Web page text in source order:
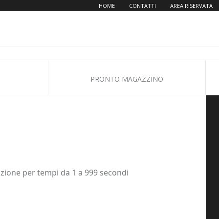
HOME CONTATTI AREA RISERVATA
PRONTO MAGAZZINO
per tempi da 1 a 999 secondi